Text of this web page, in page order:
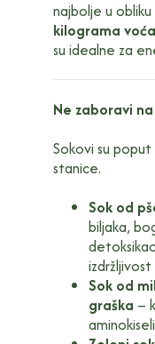
najbolje u obliku
kilograma voća
su idealne za
Ne zaboravi
Sokovi su
stanice.
Sok od
biljaka,
izdržljivost
Sok od
graška –